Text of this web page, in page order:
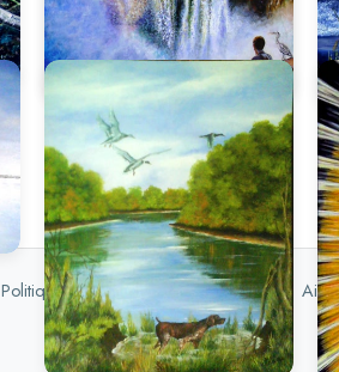
Politique de confidentialité | DMCA | Aide